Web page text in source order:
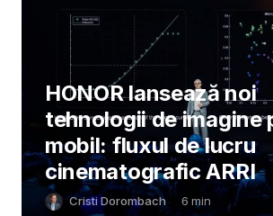
HONOR lansează noi
tehnologii de imagine
mobil: fluxul de lucru
cinematografic ARRI
Cristi Dorombach 6 min